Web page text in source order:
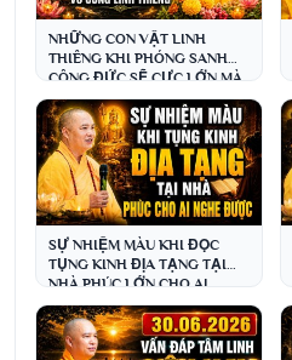
NHỮNG CON VẬT LINH
THIÊNG KHI PHÓNG SANH
CÔNG ĐỨC SẼ CỰC LỚN MÀ
ÍT AI BIẾT ĐẾN | Thầy Đạo
Thịnh
SỰ NHIỆM MÀU KHI ĐỌC
TỤNG KINH ĐỊA TẠNG TẠI
NHÀ PHÚC LỚN CHO AI
NGHE ĐƯỢC ĐIỀU NÀY (
QUAN TRỌNG )